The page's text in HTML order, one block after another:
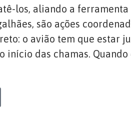
los, aliando a
são ações
o avião tem que estar
das chamas.